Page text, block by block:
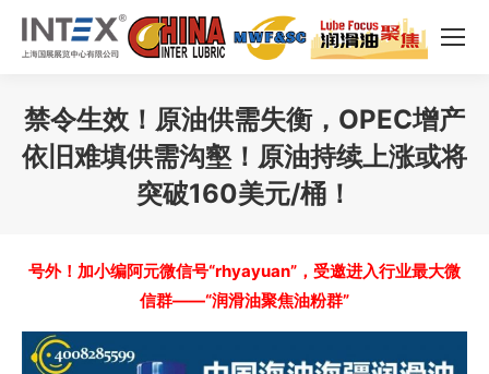
禁令生效！原油供需失衡，OPEC增产
依旧难填供需沟壑！原油持续上涨或将
突破160美元/桶！
号外！加小编阿元微信号“rhyayuan”，受邀进入行业最大微
信群——“润滑油聚焦油粉群”